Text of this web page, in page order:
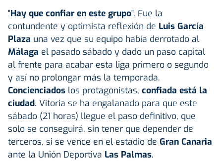
"Hay que confiar en este grupo". Fue la
contundente y optimista reflexión de Luis García
Plaza una vez que su equipo había derrotado al
Málaga el pasado sábado y dado un paso capital
al frente para acabar esta liga primero o segundo
y así no prolongar más la temporada.
Concienciados los protagonistas, confiada está la
ciudad. Vitoria se ha engalanado para que este
sábado (21 horas) llegue el paso definitivo, que
solo se conseguirá, sin tener que depender de
terceros, si se vence en el estadio de Gran Canaria
ante la Unión Deportiva Las Palmas.